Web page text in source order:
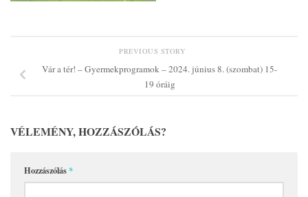
PREVIOUS STORY
Vár a tér! – Gyermekprogramok – 2024. június 8. (szombat) 15-
19 óráig
VÉLEMÉNY, HOZZÁSZÓLÁS?
Hozzászólás*